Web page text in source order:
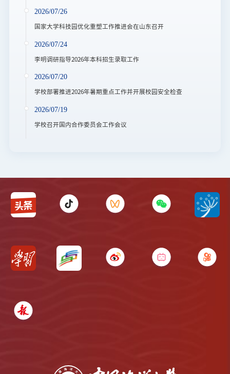
2026/07/26
国家大学科技园优化重塑工作推进会在山东召开
2026/07/24
李明调研指导2026年本科招生录取工作
2026/07/20
学校部署推进2026年暑期重点工作并开展校园安全检查
2026/07/19
学校召开国内合作委员会工作会议